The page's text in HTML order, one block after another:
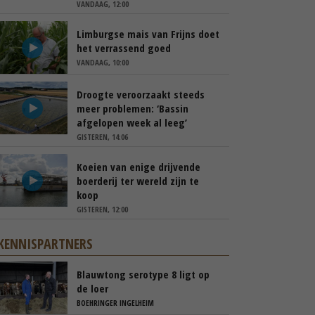
VANDAAG, 12:00
Limburgse mais van Frijns doet
het verrassend goed
VANDAAG, 10:00
Droogte veroorzaakt steeds
meer problemen: ‘Bassin
afgelopen week al leeg’
GISTEREN, 14:06
Koeien van enige drijvende
boerderij ter wereld zijn te
koop
GISTEREN, 12:00
Blauwtong serotype 8 ligt op
de loer
BOEHRINGER INGELHEIM